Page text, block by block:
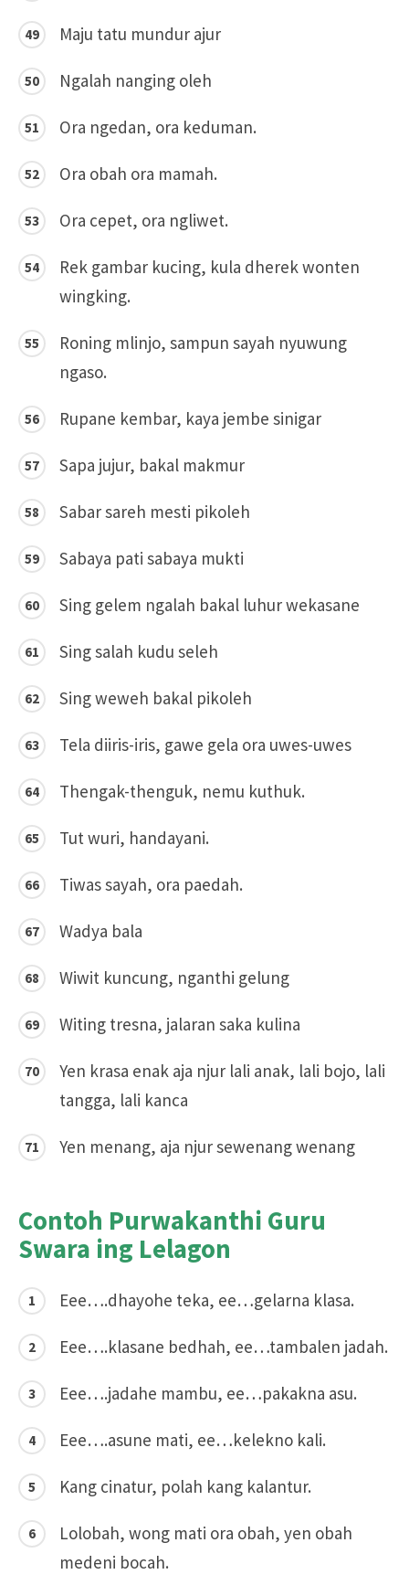
Maju tatu mundur ajur
Ngalah nanging oleh
Ora ngedan, ora keduman.
Ora obah ora mamah.
Ora cepet, ora ngliwet.
Rek gambar kucing, kula dherek wonten
wingking.
Roning mlinjo, sampun sayah nyuwung
ngaso.
Rupane kembar, kaya jembe sinigar
Sapa jujur, bakal makmur
Sabar sareh mesti pikoleh
Sabaya pati sabaya mukti
Sing gelem ngalah bakal luhur wekasane
Sing salah kudu seleh
Sing weweh bakal pikoleh
Tela diiris-iris, gawe gela ora uwes-uwes
Thengak-thenguk, nemu kuthuk.
Tut wuri, handayani.
Tiwas sayah, ora paedah.
Wadya bala
Wiwit kuncung, nganthi gelung
Witing tresna, jalaran saka kulina
Yen krasa enak aja njur lali anak, lali bojo, lali
tangga, lali kanca
Yen menang, aja njur sewenang wenang
Contoh Purwakanthi Guru
Swara ing Lelagon
Eee….dhayohe teka, ee…gelarna klasa.
Eee….klasane bedhah, ee…tambalen jadah.
Eee….jadahe mambu, ee…pakakna asu.
Eee….asune mati, ee…kelekno kali.
Kang cinatur, polah kang kalantur.
Lolobah, wong mati ora obah, yen obah
medeni bocah.